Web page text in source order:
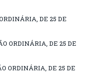
DE 25 DE
ORDINÁRIA, DE 25 DE
ORDINÁRIA, DE 25 DE